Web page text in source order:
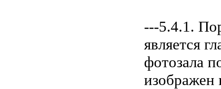
---5.4.1.
является
фотозала
изображен